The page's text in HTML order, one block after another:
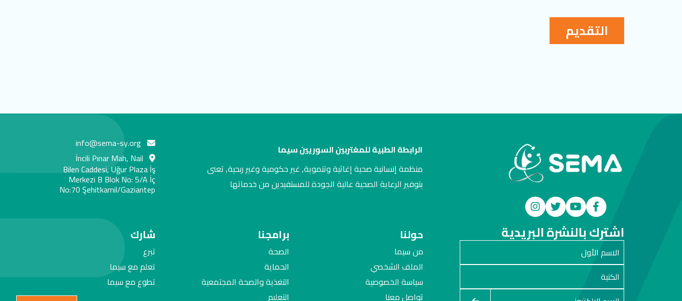
التقديم
الرابطة الطبية للمغتربين السوريين سيما
منظمة إنسانية صحية إغاثية وتنموية, غير حكومية وغير ربحية, تعنى
بتوفير الرعاية الصحية عالية الجودة للمستفيدين من خدماتها
info@sema-sy.org
İncili Pınar Mah, Nail
Bilen Caddesi, Uğur Plaza İş
Merkezi B Blok No: 5/A İç
No:70 Şehitkamil/Gaziantep
اشترك بالنشرة البريدية حولنا
من سيما
الملف الشخصي
سياسة الخصوصية
تواصل معنا
برامجنا
الصحة
الحماية
التغذية والصحة المجتمعية
التعليم
شارك
تبرع
تعلم مع سيما
تطوع مع سيما